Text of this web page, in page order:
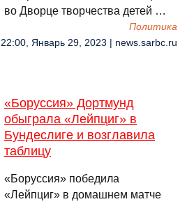
во Дворце творчества детей …
Политика
22:00, Январь 29, 2023 | news.sarbc.ru
«Боруссия» Дортмунд
обыграла «Лейпциг» в
Бундеслиге и возглавила
таблицу
«Боруссия» победила
«Лейпциг» в домашнем матче